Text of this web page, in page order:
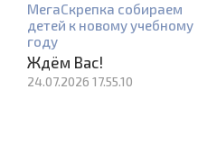
МегаСкрепка собираем
детей к новому учебному
году
Ждём Вас!
24.07.2026 17.55.10